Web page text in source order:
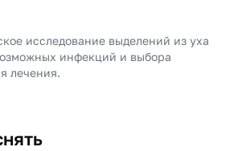
исследование выделений из уха
инфекций и выбора
лечения.